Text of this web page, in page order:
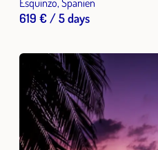
619 € / 5 days